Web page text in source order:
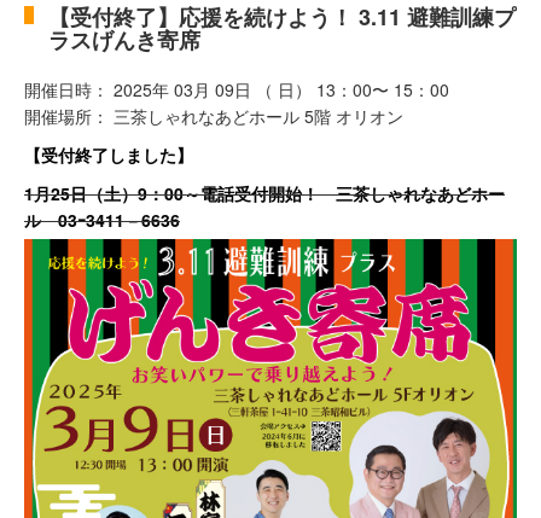
【受付終了】応援を続けよう！ 3.11 避難訓練プ
ラスげんき寄席
開催日時： 2025年 03月 09日 （ 日） 13：00〜 15：00
開催場所： 三茶しゃれなあどホール 5階 オリオン
【受付終了しました】
1月25日（土）9：00～電話受付開始！ 三茶しゃれなあどホー
ル 03ｰ3411－6636